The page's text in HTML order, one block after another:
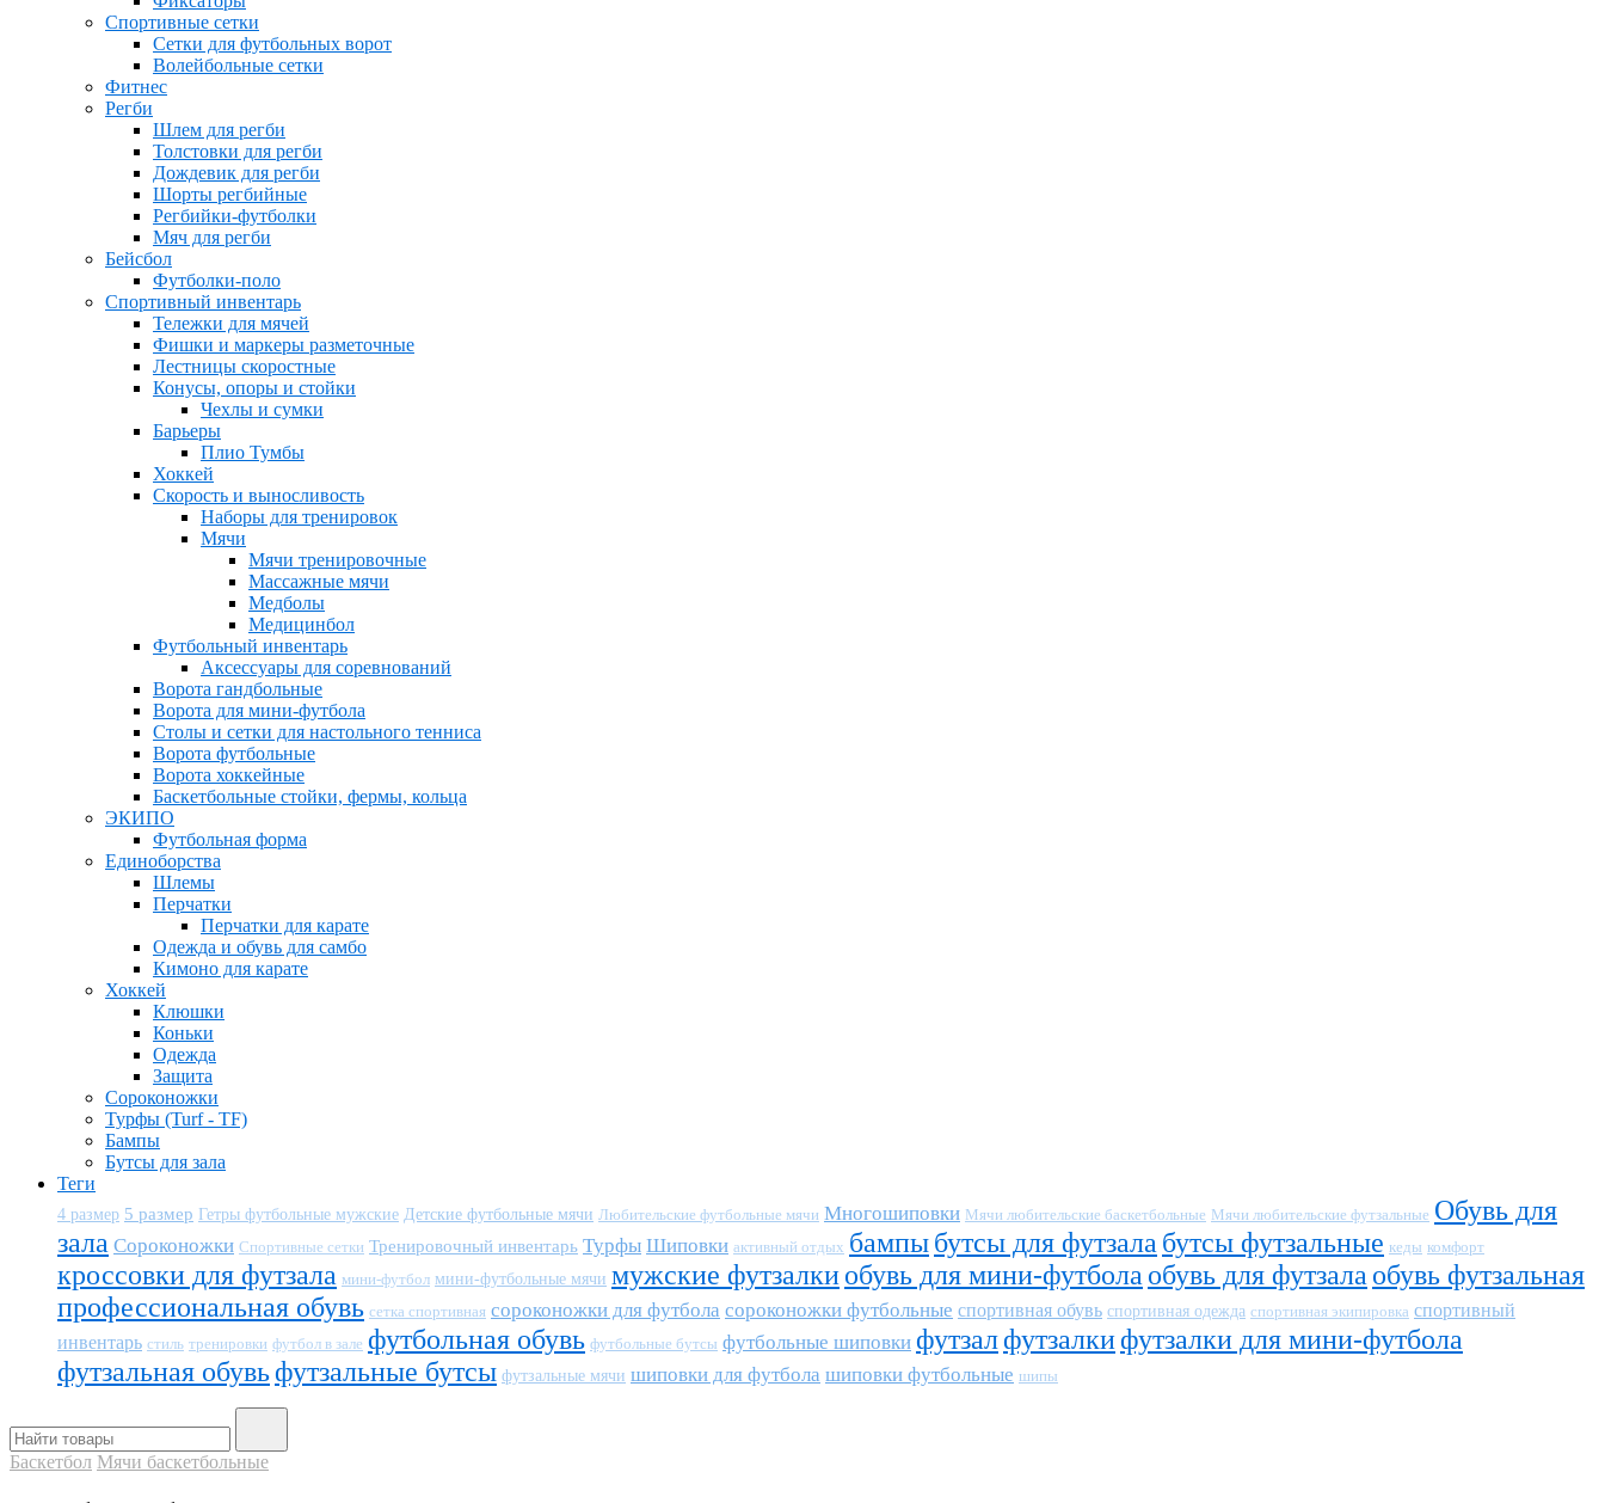
Спортивные сетки
Сетки для футбольных ворот
Волейбольные сетки
Фитнес
Регби
Шлем для регби
Толстовки для регби
Дождевик для регби
Шорты регбийные
Регбийки-футболки
Мяч для регби
Бейсбол
Футболки-поло
Спортивный инвентарь
Тележки для мячей
Фишки и маркеры разметочные
Лестницы скоростные
Конусы, опоры и стойки
Чехлы и сумки
Барьеры
Плио Тумбы
Хоккей
Скорость и выносливость
Наборы для тренировок
Мячи
Мячи тренировочные
Массажные мячи
Медболы
Медицинбол
Футбольный инвентарь
Аксессуары для соревнований
Ворота гандбольные
Ворота для мини-футбола
Столы и сетки для настольного тенниса
Ворота футбольные
Ворота хоккейные
Баскетбольные стойки, фермы, кольца
ЭКИПО
Футбольная форма
Единоборства
Шлемы
Перчатки
Перчатки для карате
Одежда и обувь для самбо
Кимоно для карате
Хоккей
Клюшки
Коньки
Одежда
Защита
Сороконожки
Турфы (Turf - TF)
Бампы
Бутсы для зала
Теги
4 размер 5 размер Гетры футбольные мужские Детские футбольные мячи Любительские футбольные мячи Многошиповки Мячи любительские баскетбольные Мячи любительские футзальные Обувь для
зала Сороконожки Спортивные сетки Тренировочный инвентарь Турфы Шиповки активный отдых бампыбутсы для футзала бутсы футзальные кеды комфорт
кроссовки для футзала мини-футбол мини-футбольные мячи мужские футзалкиобувь для мини-футбола обувь для футзала обувь футзальная
профессиональная обувь сетка спортивная сороконожки для футбола сороконожки футбольные спортивная обувь спортивная одежда спортивная экипировка спортивный
инвентарь стиль тренировки футбол в зале футбольная обувь футбольные бутсы футбольные шиповки футзалфутзалкифутзалки для мини-футбола
футзальная обувьфутзальные бутсы футзальные мячи шиповки для футбола шиповки футбольные шипы
Баскетбол Мячи баскетбольные